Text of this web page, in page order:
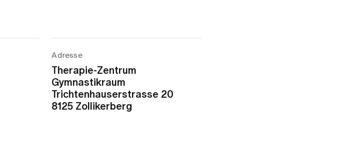
Adresse
Therapie-Zentrum
Gymnastikraum
Trichtenhauserstrasse 20
8125 Zollikerberg